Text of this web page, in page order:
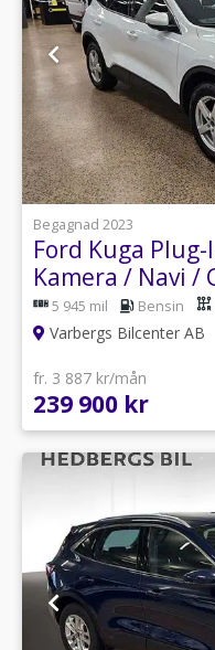
Begagnad 2023
Ford Kuga
Kamera / Navi /
5 945 mil Bensin
Varbergs Bilcenter AB
fr. 3 887 kr/mån
239 900 kr